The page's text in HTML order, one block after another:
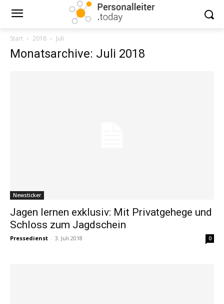
Start 2018 Juli
Monatsarchive: Juli 2018
Newsticker
Jagen lernen exklusiv: Mit Privatgehege und
Schloss zum Jagdschein
Pressedienst - 3. Juli 2018 0